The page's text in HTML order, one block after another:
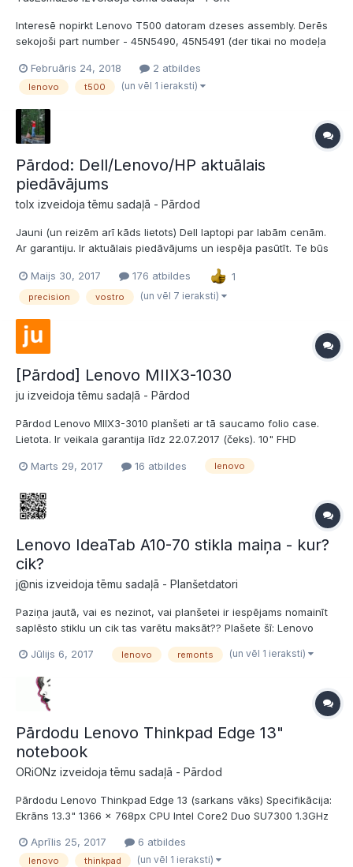
Interesē nopirkt Lenovo T500 datoram dzeses assembly. Derēs
sekojoši part number - 45N5490, 45N5491 (der tikai no modeļa
Klients gatavs par to pasākumu maksāt līdz 30 EUR. Esošā dzese
izcentrējusies un ķeras, negriežas.
Februāris 24, 2018 2 atbildes
lenovo t500 (un vēl 1 ieraksti)
Pārdod: Dell/Lenovo/HP aktuālais
piedāvājums
tolx izveidoja tēmu sadaļā - Pārdod
Jauni (un reizēm arī kāds lietots) Dell laptopi par labām cenām.
Ar garantiju. Ir aktuālais piedāvājums un iespēja pasūtīt. Te būs
128gb SSD, 970eur Latitude 3340, 13", i5-4210u, 8gb RAM, 500gb
hdd, 450eur Latitude E5450,...
Maijs 30, 2017 176 atbildes 1
precision vostro (un vēl 7 ieraksti)
[Pārdod] Lenovo MIIX3-1030
ju izveidoja tēmu sadaļā - Pārdod
Pārdod Lenovo MIIX3-3010 planšeti ar tā saucamo folio case.
Lietota. Ir veikala garantija līdz 22.07.2017 (čeks). 10" FHD
neietekmē (vismaz es neko neredzu). RAM 2GB. 64GB iebūvētā
Marts 29, 2017 16 atbildes lenovo
Lenovo IdeaTab A10-70 stikla maiņa - kur?
cik?
j@nis izveidoja tēmu sadaļā - Planšetdatori
Paziņa jautā, vai es nezinot, vai planšetei ir iespējams nomainīt
saplēsto stiklu un cik tas varētu maksāt?? Plašete šī: Lenovo
ekrāns reaģē uz pieskārienu, viss ok tik tālu! Varbūt iesakiet
kādu kant...
Jūlijs 6, 2017 lenovo remonts (un vēl 1 ieraksti)
Pārdodu Lenovo Thinkpad Edge 13"
notebook
ORiONz izveidoja tēmu sadaļā - Pārdod
Pārdodu Lenovo Thinkpad Edge 13 (sarkans vāks) Specifikācija:
Ekrāns 13.3" 1366 x 768px CPU Intel Core2 Duo SU7300 1.3GHz
nav būtisku nolietojuma pazīmju. Kopā ar pārnēsāšanas maku un
orig. lādētāju. Cena: PĀRDOTS EU...
Aprīlis 25, 2017 6 atbildes
lenovo thinkpad (un vēl 1 ieraksti)